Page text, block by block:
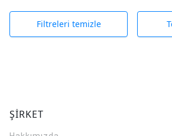
Filtreleri temizle
ŞİRKET